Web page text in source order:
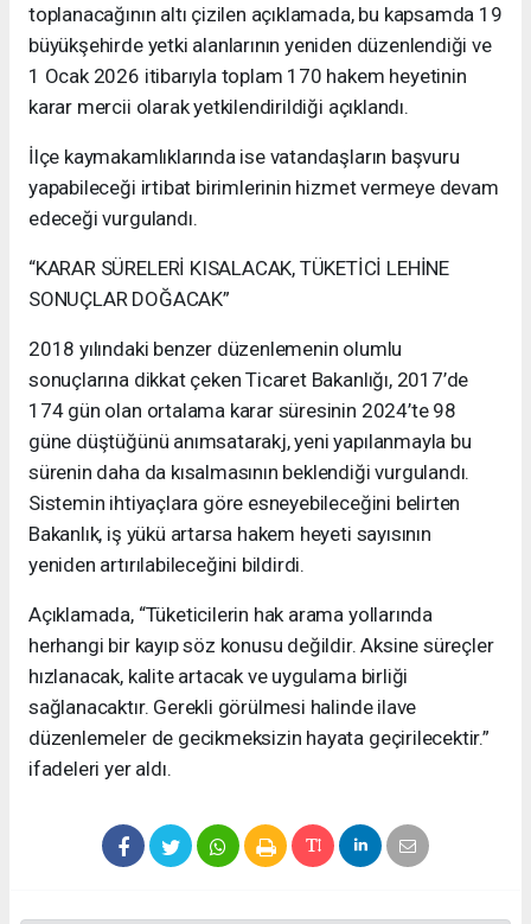
toplanacağının altı çizilen açıklamada, bu kapsamda 19
büyükşehirde yetki alanlarının yeniden düzenlendiği ve
1 Ocak 2026 itibarıyla toplam 170 hakem heyetinin
karar mercii olarak yetkilendirildiği açıklandı.
İlçe kaymakamlıklarında ise vatandaşların başvuru
yapabileceği irtibat birimlerinin hizmet vermeye devam
edeceği vurgulandı.
“KARAR SÜRELERİ KISALACAK, TÜKETİCİ LEHİNE
SONUÇLAR DOĞACAK”
2018 yılındaki benzer düzenlemenin olumlu
sonuçlarına dikkat çeken Ticaret Bakanlığı, 2017’de
174 gün olan ortalama karar süresinin 2024’te 98
güne düştüğünü anımsatarakj, yeni yapılanmayla bu
sürenin daha da kısalmasının beklendiği vurgulandı.
Sistemin ihtiyaçlara göre esneyebileceğini belirten
Bakanlık, iş yükü artarsa hakem heyeti sayısının
yeniden artırılabileceğini bildirdi.
Açıklamada, “Tüketicilerin hak arama yollarında
herhangi bir kayıp söz konusu değildir. Aksine süreçler
hızlanacak, kalite artacak ve uygulama birliği
sağlanacaktır. Gerekli görülmesi halinde ilave
düzenlemeler de gecikmeksizin hayata geçirilecektir.”
ifadeleri yer aldı.